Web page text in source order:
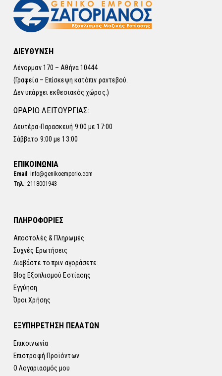
ΔΙΕΥΘΥΝΣΗ
Λένορμαν 170 – Αθήνα 10444
(Γραφεία – Επίσκεψη κατόπιν ραντεβού.
Δεν υπάρχει εκθεσιακός χώρος.)
ΩΡΑΡΙΟ ΛΕΙΤΟΥΡΓΙΑΣ:
Δευτέρα-Παρασκευή 9:00 με 17:00
Σάββατο 9:00 με 13:00
ΕΠΙΚΟΙΝΩΝΙΑ
Email : info@genikoemporio.com
Τηλ.: 2118001943
ΠΛΗΡΟΦΟΡΙΕΣ
Αποστολές & Πληρωμές
Συχνές Ερωτήσεις
Διαβάστε το πριν αγοράσετε.
Blog Εξοπλισμού Εστίασης
Εγγύηση
Όροι Χρήσης
ΕΞΥΠΗΡΕΤΗΣΗ ΠΕΛΑΤΩΝ
Επικοινωνία
Επιστροφή Προϊόντων
Ο Λογαριασμός μου